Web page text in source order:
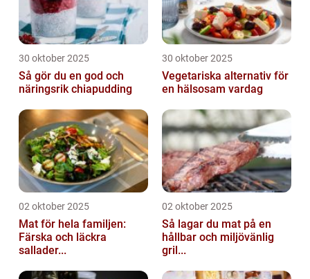
30 oktober 2025
Så gör du en god och
näringsrik chiapudding
30 oktober 2025
Vegetariska alternativ för
en hälsosam vardag
02 oktober 2025
Mat för hela familjen:
Färska och läckra
sallader...
02 oktober 2025
Så lagar du mat på en
hållbar och miljövänlig
gril...